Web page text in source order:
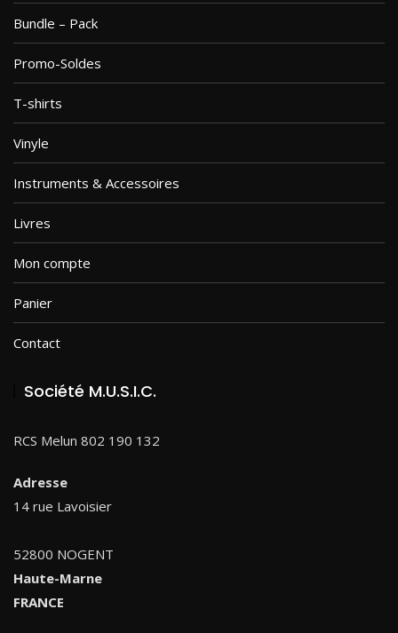
Bundle – Pack
Promo-Soldes
T-shirts
Vinyle
Instruments & Accessoires
Livres
Mon compte
Panier
Contact
Société M.U.S.I.C.
RCS Melun 802 190 132
Adresse
14 rue Lavoisier
52800 NOGENT
Haute-Marne
FRANCE